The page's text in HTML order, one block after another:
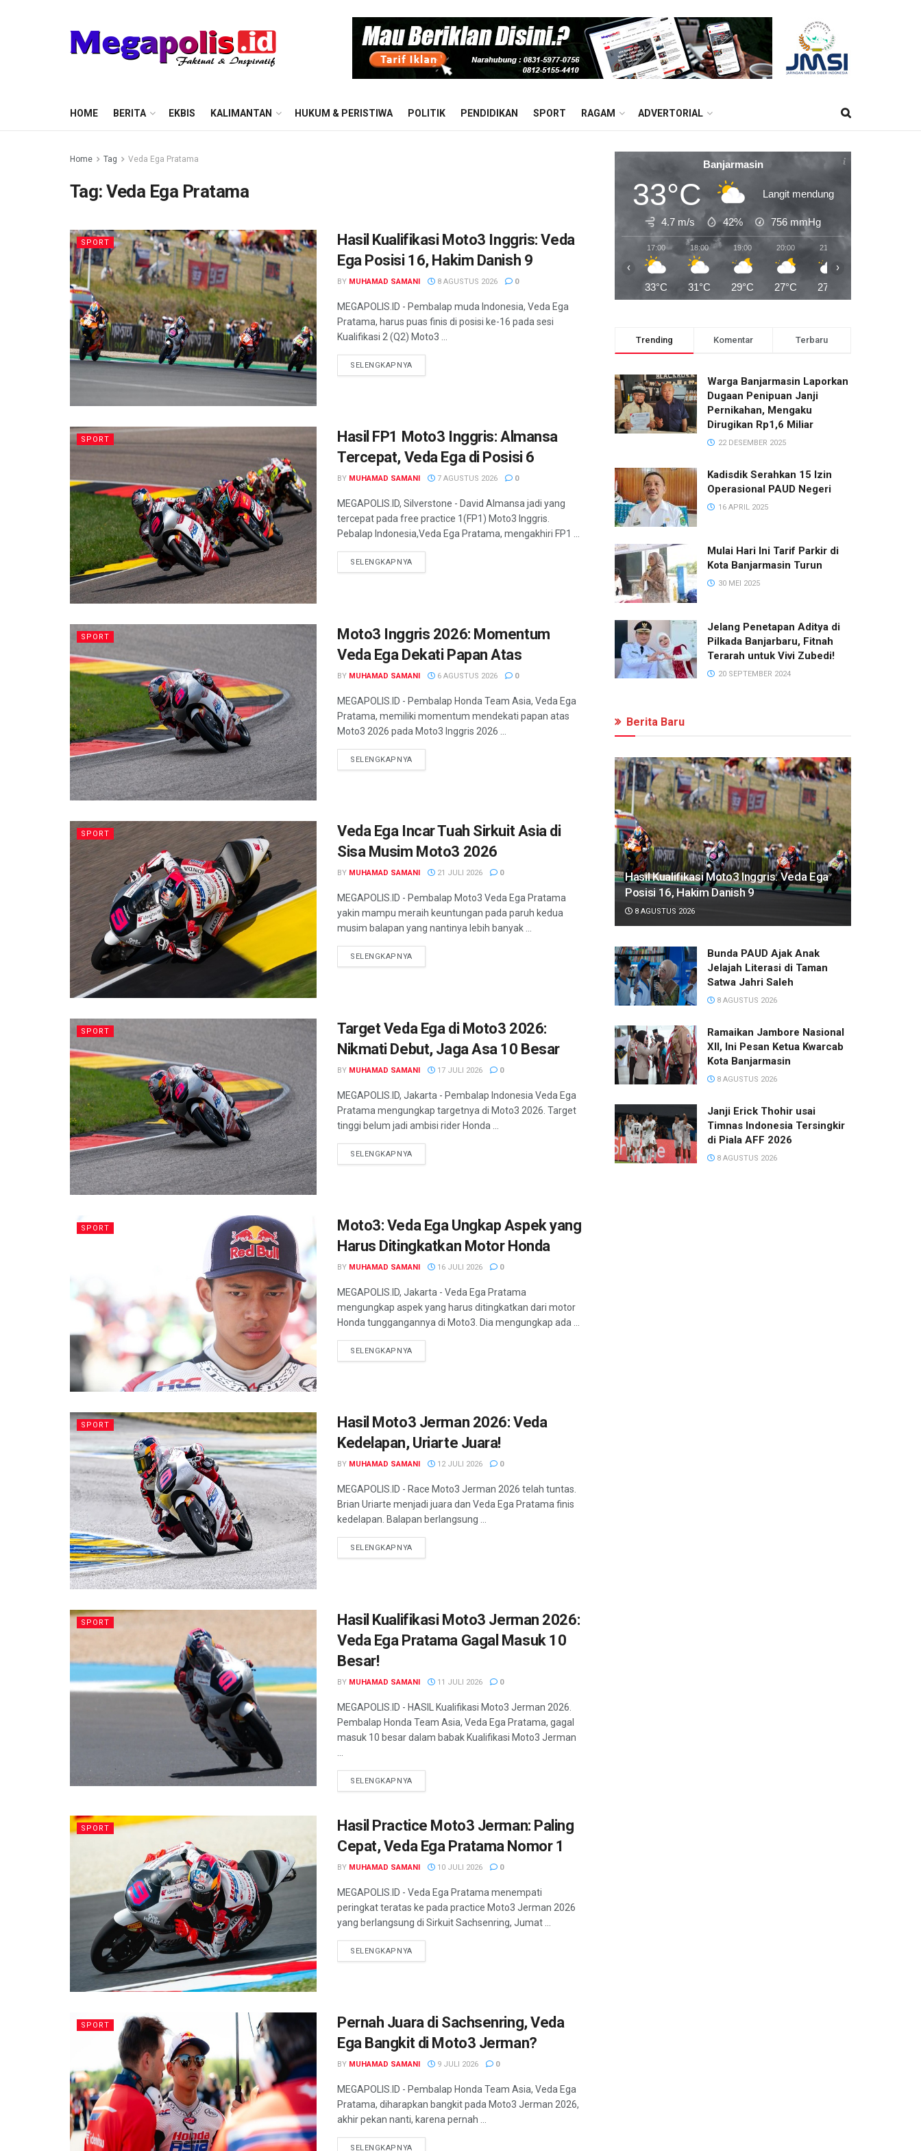
HOME BERITA EKBIS KALIMANTAN HUKUM & PERISTIWA POLITIK PENDIDIKAN SPORT RAGAM ADVERTORIAL
Home Tag Veda Ega Pratama
Tag:Veda Ega Pratama
SPORT
Hasil Kualifikasi Moto3 Inggris: Veda
Ega Posisi 16, Hakim Danish 9
BY MUHAMAD SAMANI 8 AGUSTUS 2026 0
MEGAPOLIS.ID - Pembalap muda Indonesia, Veda Ega
Pratama, harus puas finis di posisi ke-16 pada sesi
Kualifikasi 2 (Q2) Moto3 ...
SELENGKAPNYA
SPORT
Hasil FP1 Moto3 Inggris: Almansa
Tercepat, Veda Ega di Posisi 6
BY MUHAMAD SAMANI 7 AGUSTUS 2026 0
MEGAPOLIS.ID, Silverstone - David Almansa jadi yang
tercepat pada free practice 1(FP1) Moto3 Inggris.
Pebalap Indonesia,Veda Ega Pratama, mengakhiri FP1 ...
SELENGKAPNYA
SPORT
Moto3 Inggris 2026: Momentum
Veda Ega Dekati Papan Atas
BY MUHAMAD SAMANI 6 AGUSTUS 2026 0
MEGAPOLIS.ID - Pembalap Honda Team Asia, Veda Ega
Pratama, memiliki momentum mendekati papan atas
Moto3 2026 pada Moto3 Inggris 2026 ...
SELENGKAPNYA
SPORT
Veda Ega Incar Tuah Sirkuit Asia di
Sisa Musim Moto3 2026
BY MUHAMAD SAMANI 21 JULI 2026 0
MEGAPOLIS.ID - Pembalap Moto3 Veda Ega Pratama
yakin mampu meraih keuntungan pada paruh kedua
musim balapan yang nantinya lebih banyak ...
SELENGKAPNYA
SPORT
Target Veda Ega di Moto3 2026:
Nikmati Debut, Jaga Asa 10 Besar
BY MUHAMAD SAMANI 17 JULI 2026 0
MEGAPOLIS.ID, Jakarta - Pembalap Indonesia Veda Ega
Pratama mengungkap targetnya di Moto3 2026. Target
tinggi belum jadi ambisi rider Honda ...
SELENGKAPNYA
SPORT
Moto3: Veda Ega Ungkap Aspek yang
Harus Ditingkatkan Motor Honda
BY MUHAMAD SAMANI 16 JULI 2026 0
MEGAPOLIS.ID, Jakarta - Veda Ega Pratama
mengungkap aspek yang harus ditingkatkan dari motor
Honda tunggangannya di Moto3. Dia mengungkap ada ...
SELENGKAPNYA
SPORT
Hasil Moto3 Jerman 2026: Veda
Kedelapan, Uriarte Juara!
BY MUHAMAD SAMANI 12 JULI 2026 0
MEGAPOLIS.ID - Race Moto3 Jerman 2026 telah tuntas.
Brian Uriarte menjadi juara dan Veda Ega Pratama finis
kedelapan. Balapan berlangsung ...
SELENGKAPNYA
SPORT
Hasil Kualifikasi Moto3 Jerman 2026:
Veda Ega Pratama Gagal Masuk 10
Besar!
BY MUHAMAD SAMANI 11 JULI 2026 0
MEGAPOLIS.ID - HASIL Kualifikasi Moto3 Jerman 2026.
Pembalap Honda Team Asia, Veda Ega Pratama, gagal
masuk 10 besar dalam babak Kualifikasi Moto3 Jerman
SELENGKAPNYA
SPORT
Hasil Practice Moto3 Jerman: Paling
Cepat, Veda Ega Pratama Nomor 1
BY MUHAMAD SAMANI 10 JULI 2026 0
MEGAPOLIS.ID - Veda Ega Pratama menempati
peringkat teratas ke pada practice Moto3 Jerman 2026
yang berlangsung di Sirkuit Sachsenring, Jumat ...
SELENGKAPNYA
SPORT
Pernah Juara di Sachsenring, Veda
Ega Bangkit di Moto3 Jerman?
BY MUHAMAD SAMANI 9 JULI 2026 0
MEGAPOLIS.ID - Pembalap Honda Team Asia, Veda Ega
Pratama, diharapkan bangkit pada Moto3 Jerman 2026,
akhir pekan nanti, karena pernah ...
SELENGKAPNYA
Banjarmasin
33°C Langit mendung
4.7 m/s 42% 756 mmHg
17:00
33°C
18:00
31°C
19:00
29°C
20:00
27°C
21:00
27°C
‹ ›
Trending Komentar Terbaru
Warga Banjarmasin Laporkan
Dugaan Penipuan Janji
Pernikahan, Mengaku
Dirugikan Rp1,6 Miliar
22 DESEMBER 2025
Kadisdik Serahkan 15 Izin
Operasional PAUD Negeri
16 APRIL 2025
Mulai Hari Ini Tarif Parkir di
Kota Banjarmasin Turun
30 MEI 2025
Jelang Penetapan Aditya di
Pilkada Banjarbaru, Fitnah
Terarah untuk Vivi Zubedi!
20 SEPTEMBER 2024
Berita Baru
Hasil Kualifikasi Moto3 Inggris: Veda Ega
Posisi 16, Hakim Danish 9
8 AGUSTUS 2026
Bunda PAUD Ajak Anak
Jelajah Literasi di Taman
Satwa Jahri Saleh
8 AGUSTUS 2026
Ramaikan Jambore Nasional
XII, Ini Pesan Ketua Kwarcab
Kota Banjarmasin
8 AGUSTUS 2026
Janji Erick Thohir usai
Timnas Indonesia Tersingkir
di Piala AFF 2026
8 AGUSTUS 2026